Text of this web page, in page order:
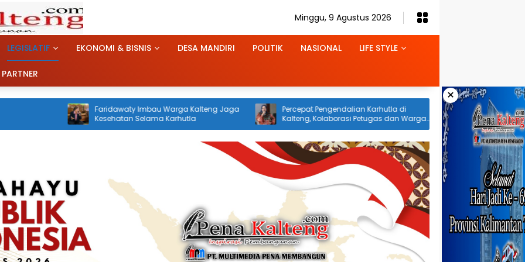
Minggu, 9 Agustus 2026
LEGISLATIF EKONOMI & BISNIS DESA MANDIRI POLITIK NASIONAL LIFE STYLE
×
Faridawaty Imbau Warga Kalteng Jaga
Kesehatan Selama Karhutla
Percepat Pengendalian Karhutla di
Kalteng, Kolaborasi Petugas dan Warga
Diapresiasi
Respons Cepat Tim Gabungan Jadi
Kunci Cegah Karhutla